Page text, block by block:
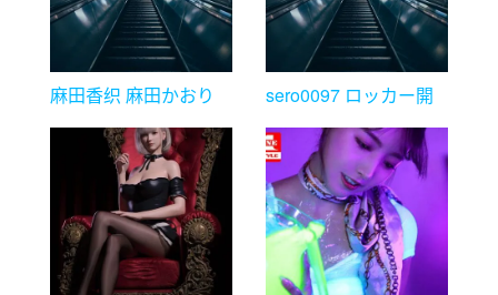
麻田香织 麻田かおり
sero0097 ロッカー開
れっ娘がハァハァして
いた 絵色千佳